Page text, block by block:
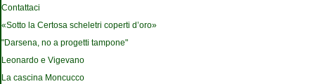
Contattaci
«Sotto la Certosa scheletri coperti d’oro»
"Darsena, no a progetti tampone"
Leonardo e Vigevano
La cascina Moncucco